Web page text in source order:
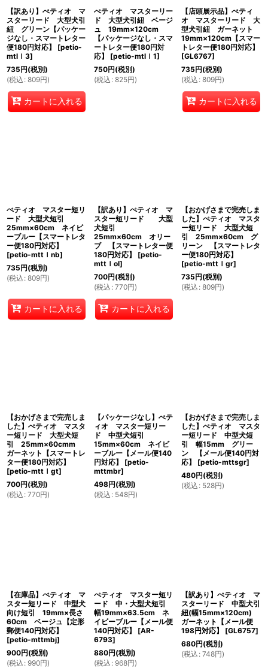
【訳あり】ぺティオ マ
スターリード 大型犬引
紐 グリーン【パッケー
ジなし・スマートレター
便180円対応】
[petio-
mtlｌ3]
735円(税別)
(税込 : 809円)
カートに入れる
ぺティオ マスターリー
ド 大型犬引紐 ベージ
ュ 19mm×120cm
【パッケージなし・スマ
ートレター便180円対
応】
[petio-mtlｌ1]
750円(税別)
(税込 : 825円)
【店頭展示品】ぺティ
オ マスターリード 大
型犬引紐 ガーネット
19mm×120cm【スマー
トレター便180円対応】
[GL6767]
735円(税別)
(税込 : 809円)
カートに入れる
ぺティオ マスター短リ
ード 大型犬短引
25mm×60cm ネイビ
ーブルー【スマートレタ
ー便180円対応】
[petio-mttｌnb]
735円(税別)
(税込 : 809円)
カートに入れる
【訳あり】ぺティオ マ
スター短リード 大型
犬短引
25mm×60cm オリー
ブ 【スマートレター便
180円対応】
[petio-
mttｌol]
700円(税別)
(税込 : 770円)
カートに入れる
【おかげさまで完売しま
した】ぺティオ マスタ
ー短リード 大型犬短
引 25mm×60cm グ
リーン 【スマートレタ
ー便180円対応】
[petio-mttｌgr]
735円(税別)
(税込 : 809円)
【おかげさまで完売しま
した】ぺティオ マスタ
ー短リード 大型犬短
引 25mm×60cmm
ガーネット【スマートレ
ター便180円対応】
[petio-mttｌgt]
700円(税別)
(税込 : 770円)
【パッケージなし】ぺテ
ィオ マスター短リー
ド 中型犬短引
15mm×60cm ネイビ
ーブルー【メール便140
円対応】
[petio-
mttmbr]
498円(税別)
(税込 : 548円)
【おかげさまで完売しま
した】ぺティオ マスタ
ー短リード 中型犬短
引 幅15mm グリー
ン 【メール便140円対
応】
[petio-mttsgr]
480円(税別)
(税込 : 528円)
【在庫品】ぺティオ マ
スター短リード 中型犬
向け短引 19mm×長さ
60cm ベージュ【定形
郵便140円対応】
[petio-mttmbj]
900円(税別)
(税込 : 990円)
ぺティオ マスター短リ
ード 中・大型犬短引
幅19mm×63.5cm ネ
イビーブルー【メール便
140円対応】
[AR-
6793]
880円(税別)
(税込 : 968円)
【訳あり】ぺティオ マ
スターリード 中型犬引
紐(幅15mm×120cm)
ガーネット【メール便
198円対応】
[GL6757]
680円(税別)
(税込 : 748円)